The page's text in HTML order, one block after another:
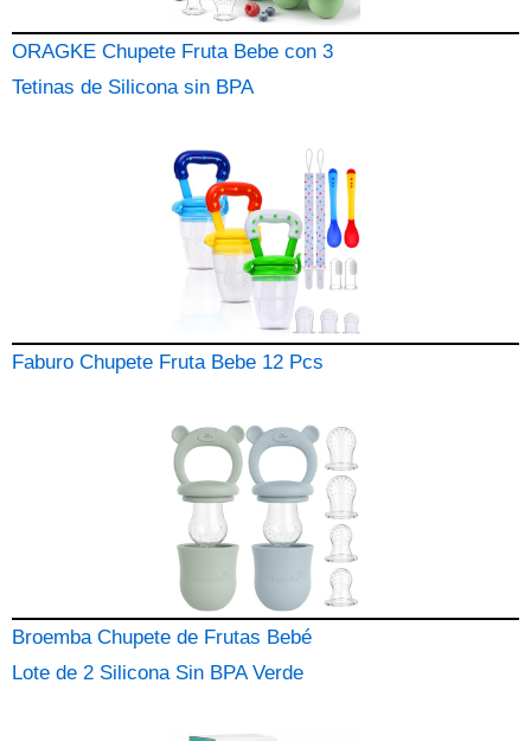
ORAGKE Chupete Fruta Bebe con 3
Tetinas de Silicona sin BPA
Faburo Chupete Fruta Bebe 12 Pcs
Broemba Chupete de Frutas Bebé
Lote de 2 Silicona Sin BPA Verde